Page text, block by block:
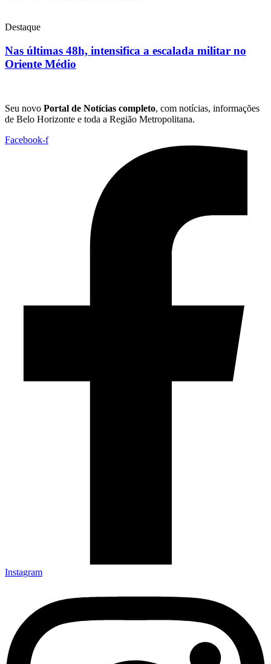
Destaque
Nas últimas 48h, intensifica a escalada militar no
Oriente Médio
Seu novo Portal de Notícias completo, com notícias, informações
de Belo Horizonte e toda a Região Metropolitana.
Facebook-f
Instagram